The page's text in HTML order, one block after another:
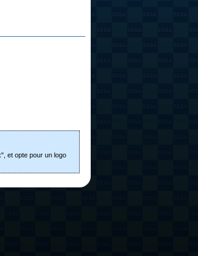
et opte pour un logo